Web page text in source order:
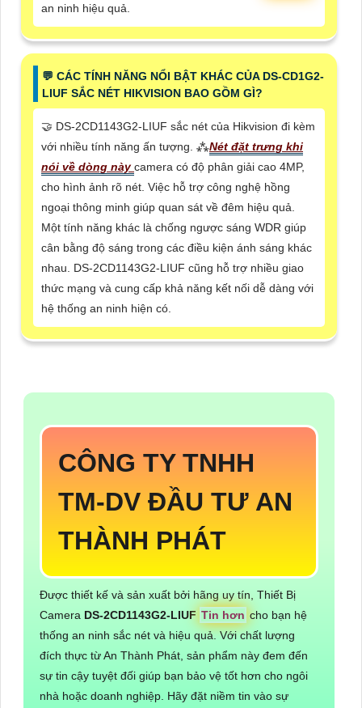
an ninh hiệu quả.
️💬 CÁC TÍNH NĂNG NỔI BẬT KHÁC CỦA DS-CD1G2-
LIUF SẮC NÉT HIKVISION BAO GỒM GÌ?
🤝 DS-2CD1143G2-LIUF sắc nét của Hikvision đi kèm
với nhiều tính năng ấn tượng. ⁂Nét đặt trưng khi
nói về dòng nàycamera có độ phân giải cao 4MP,
cho hình ảnh rõ nét. Việc hỗ trợ công nghệ hồng
ngoại thông minh giúp quan sát về đêm hiệu quả.
Một tính năng khác là chống ngược sáng WDR giúp
cân bằng độ sáng trong các điều kiện ánh sáng khác
nhau. DS-2CD1143G2-LIUF cũng hỗ trợ nhiều giao
thức mạng và cung cấp khả năng kết nối dễ dàng với
hệ thống an ninh hiện có.
CÔNG TY TNHH
TM-DV ĐẦU TƯ AN
THÀNH PHÁT
Được thiết kế và sản xuất bởi hãng uy tín, Thiết Bị
Camera DS-2CD1143G2-LIUF Tin hơn cho bạn hệ
thống an ninh sắc nét và hiệu quả. Với chất lượng
đích thực từ An Thành Phát, sản phẩm này đem đến
sự tin cậy tuyệt đối giúp bạn bảo vệ tốt hơn cho ngôi
nhà hoặc doanh nghiệp. Hãy đặt niềm tin vào sự